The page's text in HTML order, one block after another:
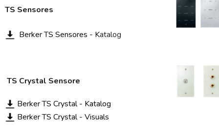
TS Sensores
Berker TS Sensores - Katalog
TS Crystal Sensore
Berker TS Crystal - Katalog
Berker TS Crystal - Visuals